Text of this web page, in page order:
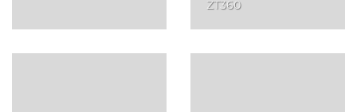
ZT360